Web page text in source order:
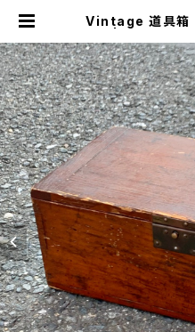
Vintage 道具箱
ッ